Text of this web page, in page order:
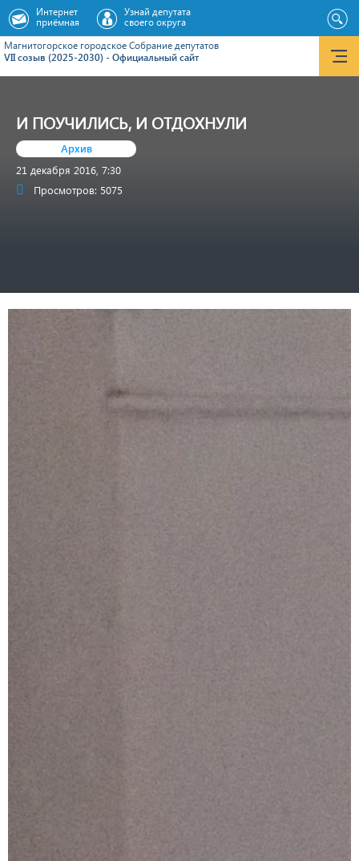
Магнитогорское городское Cобрание депутатов
VII созыв (2025-2030) - Официальный сайт
Интернет
приёмная
Узнай депутата
своего округа
И ПОУЧИЛИСЬ, И ОТДОХНУЛИ
Архив
21 декабря 2016, 7:30
Просмотров: 5075